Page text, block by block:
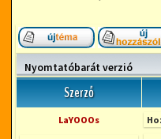
Új téma nyitása
Nyomtatóbarát verzió
Szerző
LaYOOOs